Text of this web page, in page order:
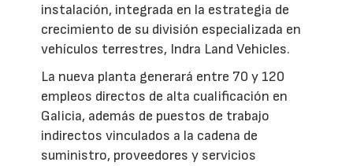
instalación, integrada en la estrategia de
crecimiento de su división especializada en
vehículos terrestres, Indra Land Vehicles.
La nueva planta generará entre 70 y 120
empleos directos de alta cualificación en
Galicia, además de puestos de trabajo
indirectos vinculados a la cadena de
suministro, proveedores y servicios